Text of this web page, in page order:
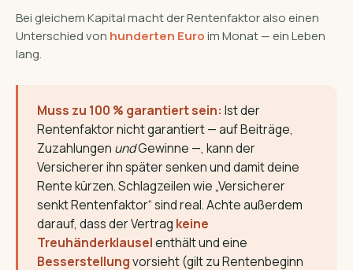
Bei gleichem Kapital macht der Rentenfaktor also einen
Unterschied von hunderten Euroim Monat — ein Leben
lang.
Muss zu 100 % garantiert sein: Ist der
Rentenfaktor nicht garantiert — auf Beiträge,
Zuzahlungen undGewinne —, kann der
Versicherer ihn später senken und damit deine
Rente kürzen. Schlagzeilen wie „Versicherer
senkt Rentenfaktor“ sind real. Achte außerdem
darauf, dass der Vertrag keine
Treuhänderklauselenthält und eine
Besserstellungvorsieht (gilt zu Rentenbeginn